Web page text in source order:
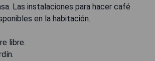
Las instalaciones para hacer café
en la habitación.
libre.